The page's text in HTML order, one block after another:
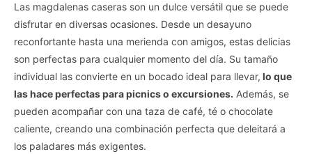
Las magdalenas caseras son un dulce versátil que se puede
disfrutar en diversas ocasiones. Desde un desayuno
reconfortante hasta una merienda con amigos, estas delicias
son perfectas para cualquier momento del día. Su tamaño
individual las convierte en un bocado ideal para llevar, lo que
las hace perfectas para picnics o excursiones. Además, se
pueden acompañar con una taza de café, té o chocolate
caliente, creando una combinación perfecta que deleitará a
los paladares más exigentes.